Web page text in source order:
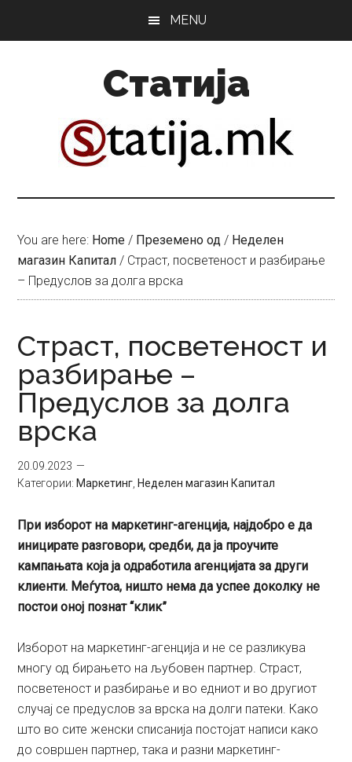
MENU
Статија
You are here: Home / Преземено од / Неделен
магазин Капитал / Страст, посветеност и разбирање
– Предуслов за долга врска
Страст, посветеност и
разбирање –
Предуслов за долга
врска
20.09.2023
Категории: Маркетинг Неделен магазин Капитал
При изборот на маркетинг-агенција, најдобро е да
иницирате разговори, средби, да ја проучите
кампањата која ја одработила агенцијата за други
клиенти. Меѓутоа, ништо нема да успее доколку не
постои оној познат “клик”
Изборот на маркетинг-агенција и не се разликува
многу од бирањето на љубовен партнер. Страст,
посветеност и разбирање и во едниот и во другиот
случај се предуслов за врска на долги патеки. Како
што во сите женски списанија постојат написи како
до совршен партнер, така и разни маркетинг-